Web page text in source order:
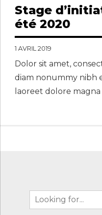
Stage
été 2020
1 AVRIL 2019
Dolor sit amet,
diam nonummy nibh
laoreet dolore